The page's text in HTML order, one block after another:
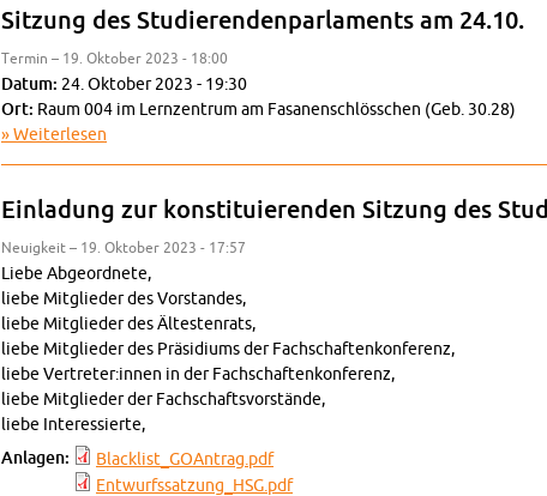
Sit­zung des Stu­die­ren­den­par­la­ments am 24.10.
Ter­min – 19. Ok­to­ber 2023 - 18:00
Datum: 24. Ok­to­ber 2023 - 19:30
Ort: Raum 004 im Lern­zen­trum am Fa­sa­nen­schlöss­chen (Geb. 30.28)
Wei­ter­le­sen
Ein­la­dung zur kon­sti­tu­ie­ren­den Sit­zung des
Neu­ig­keit – 19. Ok­to­ber 2023 - 17:57
Liebe Ab­ge­ord­ne­te,
liebe Mit­glie­der des Vor­stan­des,
liebe Mit­glie­der des Äl­tes­ten­rats,
liebe Mit­glie­der des Prä­si­di­ums der Fach­schaf­ten­kon­fe­renz,
liebe Ver­tre­ter:innen in der Fach­schaf­ten­kon­fe­renz,
liebe Mit­glie­der der Fach­schafts­vor­stän­de,
liebe In­ter­es­sier­te,
An­la­gen:
Black­lis­t_GOAn­trag.pdf
Ent­wurfs­sat­zun­g_HSG.pdf